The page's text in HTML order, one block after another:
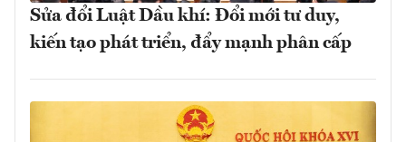
Sửa đổi Luật Dầu khí: Đổi mới tư duy,
kiến tạo phát triển, đẩy mạnh phân cấp